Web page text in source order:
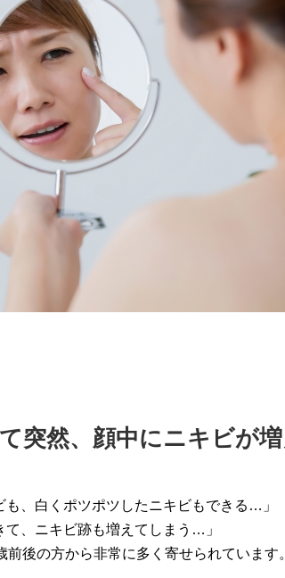
突然、顔中にニキビが
も、白くポツポツしたニキビもできる…」
て、ニキビ跡も増えてしまう…」
前後の方から非常に多く寄せられています。